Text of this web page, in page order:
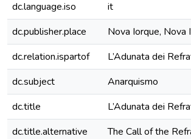
dc.language.iso
it
dc.publisher.place
Nova Iorque, Nova
dc.relation.ispartof
L’Adunata dei
dc.subject
Anarquismo
dc.title
L’Adunata dei
dc.title.alternative
The Call of the